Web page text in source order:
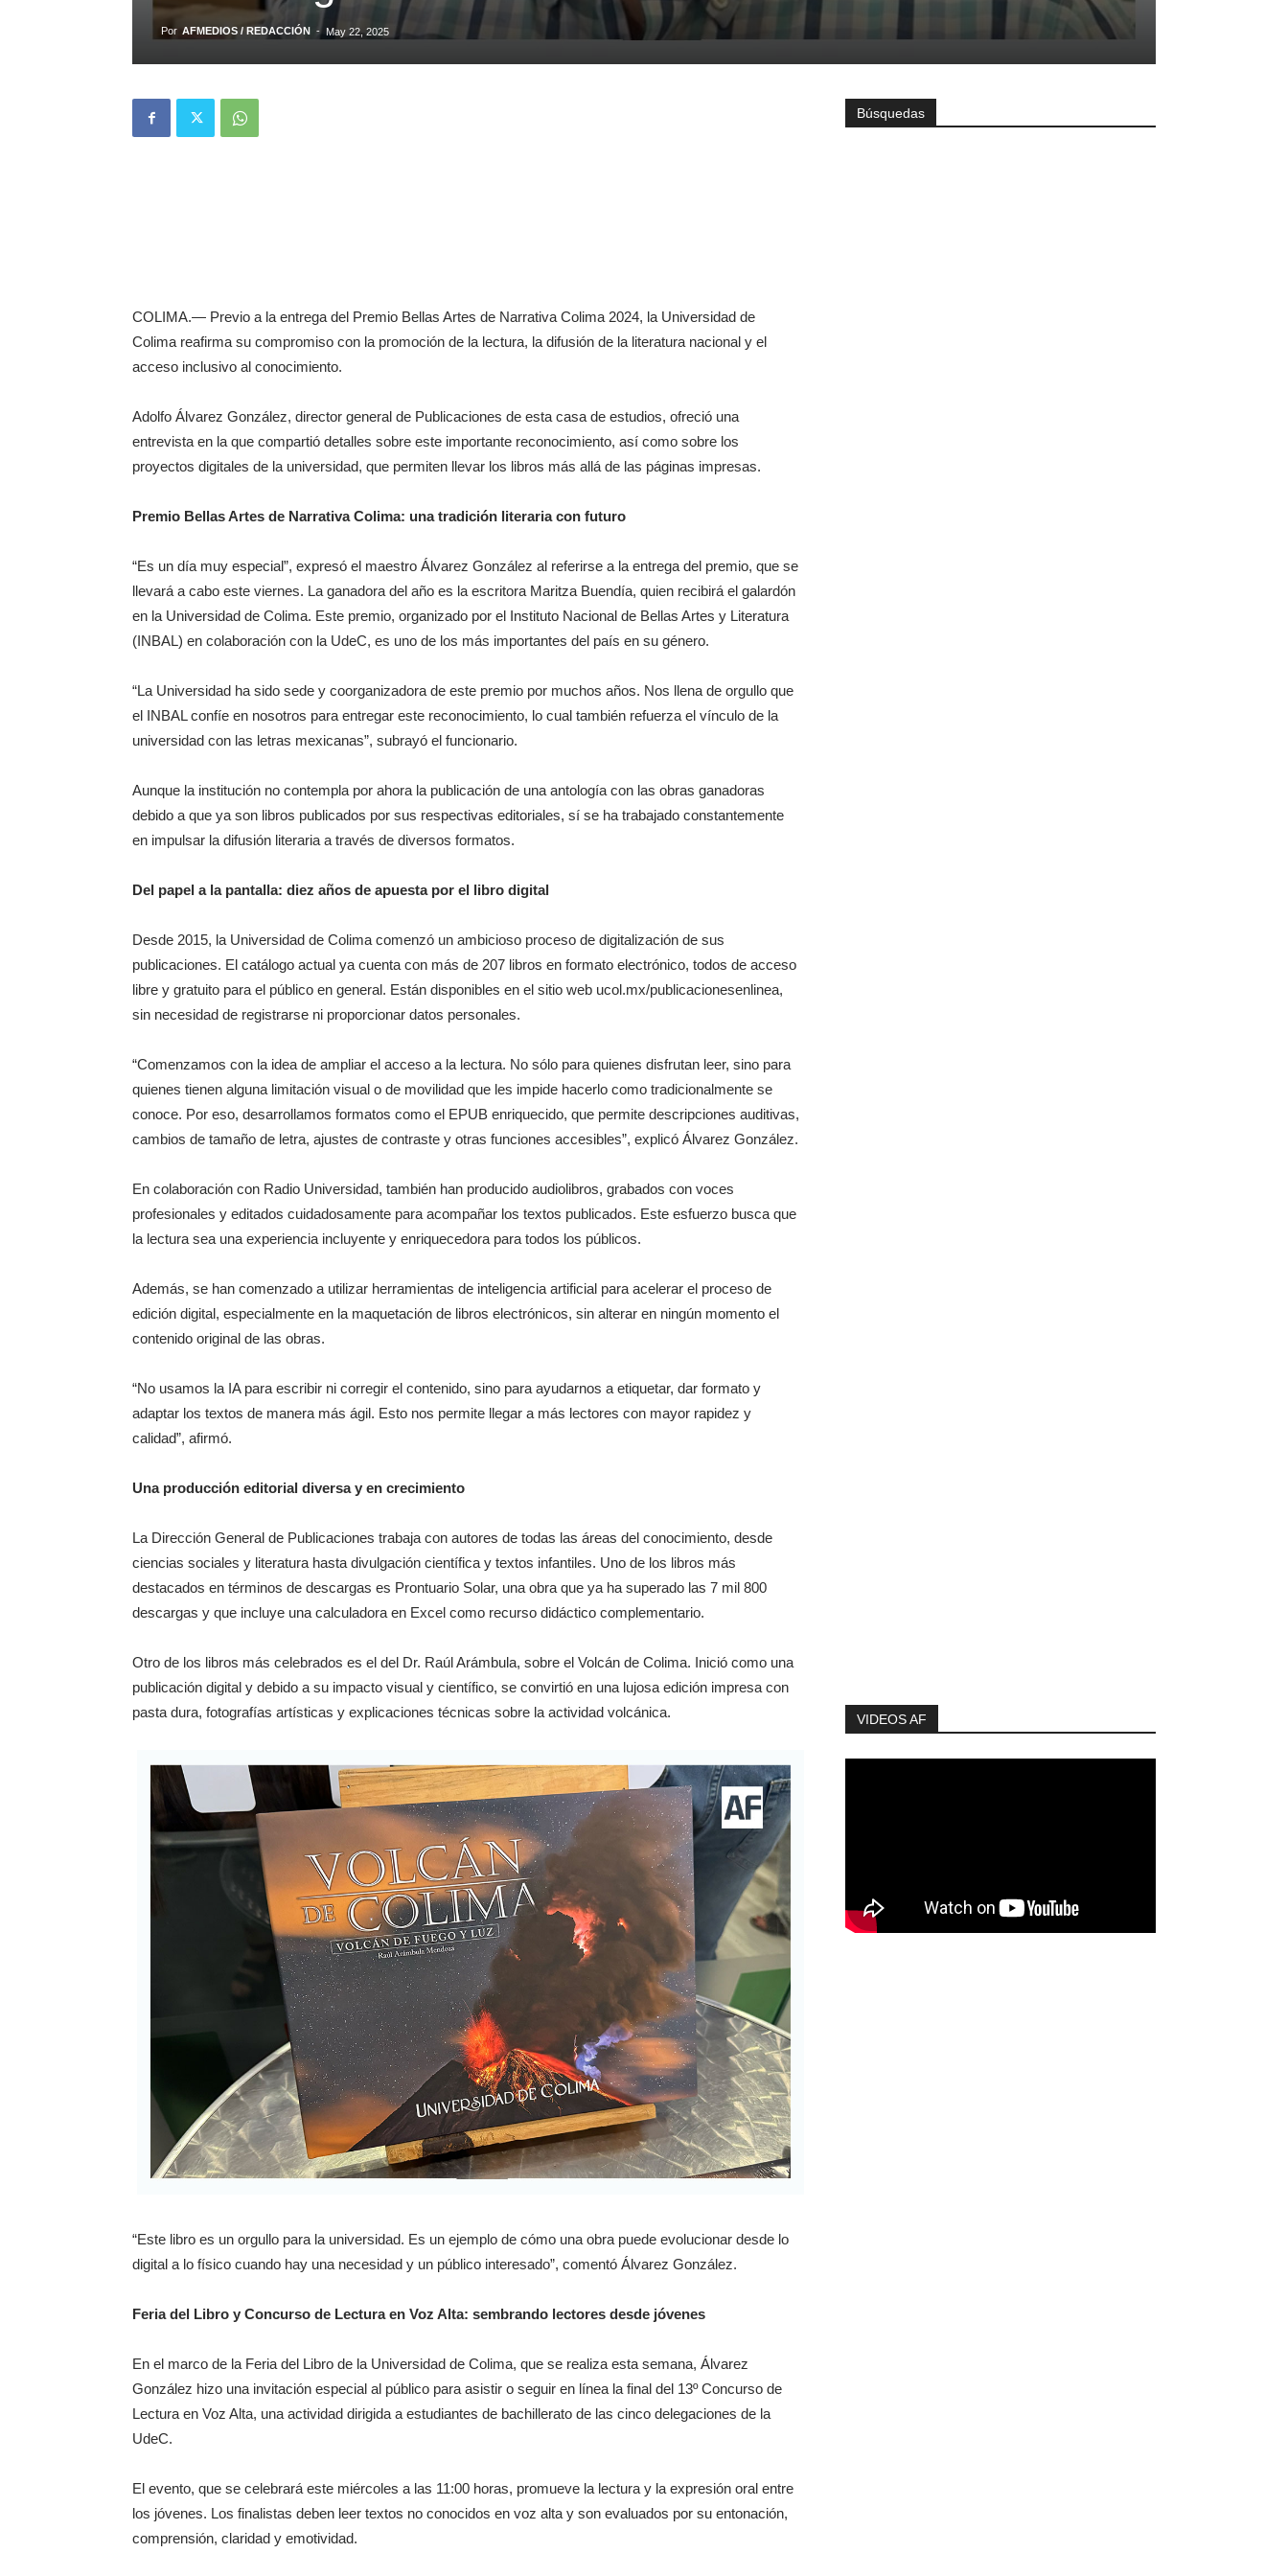
Por AFMEDIOS / REDACCIÓN - May 22, 2025
COLIMA.— Previo a la entrega del Premio Bellas Artes de Narrativa Colima 2024, la Universidad de
Colima reafirma su compromiso con la promoción de la lectura, la difusión de la literatura nacional y el
acceso inclusivo al conocimiento.
Adolfo Álvarez González, director general de Publicaciones de esta casa de estudios, ofreció una
entrevista en la que compartió detalles sobre este importante reconocimiento, así como sobre los
proyectos digitales de la universidad, que permiten llevar los libros más allá de las páginas impresas.
Premio Bellas Artes de Narrativa Colima: una tradición literaria con futuro
“Es un día muy especial”, expresó el maestro Álvarez González al referirse a la entrega del premio, que se
llevará a cabo este viernes. La ganadora del año es la escritora Maritza Buendía, quien recibirá el galardón
en la Universidad de Colima. Este premio, organizado por el Instituto Nacional de Bellas Artes y Literatura
(INBAL) en colaboración con la UdeC, es uno de los más importantes del país en su género.
“La Universidad ha sido sede y coorganizadora de este premio por muchos años. Nos llena de orgullo que
el INBAL confíe en nosotros para entregar este reconocimiento, lo cual también refuerza el vínculo de la
universidad con las letras mexicanas”, subrayó el funcionario.
Aunque la institución no contempla por ahora la publicación de una antología con las obras ganadoras
debido a que ya son libros publicados por sus respectivas editoriales, sí se ha trabajado constantemente
en impulsar la difusión literaria a través de diversos formatos.
Del papel a la pantalla: diez años de apuesta por el libro digital
Desde 2015, la Universidad de Colima comenzó un ambicioso proceso de digitalización de sus
publicaciones. El catálogo actual ya cuenta con más de 207 libros en formato electrónico, todos de acceso
libre y gratuito para el público en general. Están disponibles en el sitio web ucol.mx/publicacionesenlinea,
sin necesidad de registrarse ni proporcionar datos personales.
“Comenzamos con la idea de ampliar el acceso a la lectura. No sólo para quienes disfrutan leer, sino para
quienes tienen alguna limitación visual o de movilidad que les impide hacerlo como tradicionalmente se
conoce. Por eso, desarrollamos formatos como el EPUB enriquecido, que permite descripciones auditivas,
cambios de tamaño de letra, ajustes de contraste y otras funciones accesibles”, explicó Álvarez González.
En colaboración con Radio Universidad, también han producido audiolibros, grabados con voces
profesionales y editados cuidadosamente para acompañar los textos publicados. Este esfuerzo busca que
la lectura sea una experiencia incluyente y enriquecedora para todos los públicos.
Además, se han comenzado a utilizar herramientas de inteligencia artificial para acelerar el proceso de
edición digital, especialmente en la maquetación de libros electrónicos, sin alterar en ningún momento el
contenido original de las obras.
“No usamos la IA para escribir ni corregir el contenido, sino para ayudarnos a etiquetar, dar formato y
adaptar los textos de manera más ágil. Esto nos permite llegar a más lectores con mayor rapidez y
calidad”, afirmó.
Una producción editorial diversa y en crecimiento
La Dirección General de Publicaciones trabaja con autores de todas las áreas del conocimiento, desde
ciencias sociales y literatura hasta divulgación científica y textos infantiles. Uno de los libros más
destacados en términos de descargas es Prontuario Solar, una obra que ya ha superado las 7 mil 800
descargas y que incluye una calculadora en Excel como recurso didáctico complementario.
Otro de los libros más celebrados es el del Dr. Raúl Arámbula, sobre el Volcán de Colima. Inició como una
publicación digital y debido a su impacto visual y científico, se convirtió en una lujosa edición impresa con
pasta dura, fotografías artísticas y explicaciones técnicas sobre la actividad volcánica.
“Este libro es un orgullo para la universidad. Es un ejemplo de cómo una obra puede evolucionar desde lo
digital a lo físico cuando hay una necesidad y un público interesado”, comentó Álvarez González.
Feria del Libro y Concurso de Lectura en Voz Alta: sembrando lectores desde jóvenes
En el marco de la Feria del Libro de la Universidad de Colima, que se realiza esta semana, Álvarez
González hizo una invitación especial al público para asistir o seguir en línea la final del 13º Concurso de
Lectura en Voz Alta, una actividad dirigida a estudiantes de bachillerato de las cinco delegaciones de la
UdeC.
El evento, que se celebrará este miércoles a las 11:00 horas, promueve la lectura y la expresión oral entre
los jóvenes. Los finalistas deben leer textos no conocidos en voz alta y son evaluados por su entonación,
comprensión, claridad y emotividad.
Búsquedas
VIDEOS AF